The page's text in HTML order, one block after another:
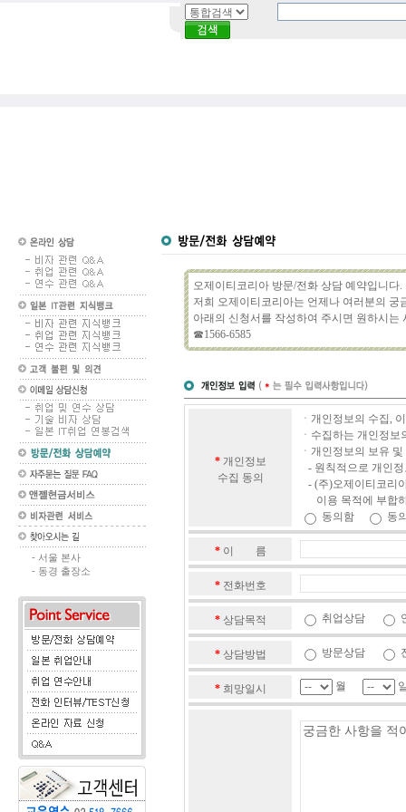
- 서울 본사
- 동경 출장소
오제이티코리아 방문/전화 상담 예약입니다.
저희 오제이티코리아는 언제나 여러분의
아래의 신청서를 작성하여 주시면 원하시
☎1566-6585
*개인정보
수집 동의
ㆍ개인정보의 수집,
ㆍ수집하는 개인정
ㆍ개인정보의 보유
- 원칙적으로 개인
- (주)오제이티코리
이용 목적에 부합
동의함
동
*이 름
*전화번호
*상담목적 취업상담
*상담방법 방문상담
*희망일시 월